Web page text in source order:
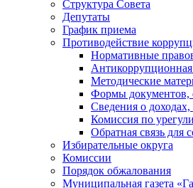
Структура Совета
Депутаты
График приема
Противодействие
Нормативные
Антикоррупционная
Методические
Формы документов,
Сведения о доходах,
Комиссия по
Обратная связь для
Избирательные округа
Комиссии
Порядок обжалования
Муниципальная газета